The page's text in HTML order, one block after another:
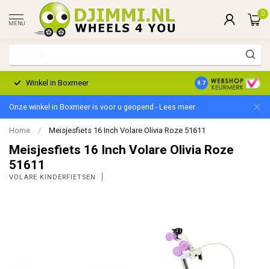
MENU
0
Winkel in Boxmeer 2 Jaar Garantie
9.7
Onze winkel in Boxmeer is voor u geopend - Lees meer
Home / Meisjesfiets 16 Inch Volare Olivia Roze 51611
Meisjesfiets 16 Inch Volare Olivia Roze
51611
VOLARE KINDERFIETSEN